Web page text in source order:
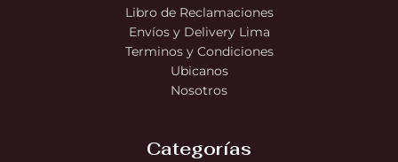
Libro de Reclamaciones
Envíos y Delivery Lima
Terminos y Condiciones
Ubicanos
Nosotros
Categorías